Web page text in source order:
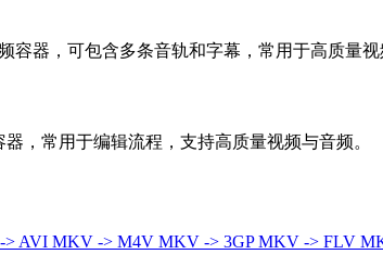
容器，可包含多条音轨和字幕，常用于高质量视
，常用于编辑流程，支持高质量视频与音频。
> AVI MKV -> M4V MKV -> 3GPMKV -> FLV